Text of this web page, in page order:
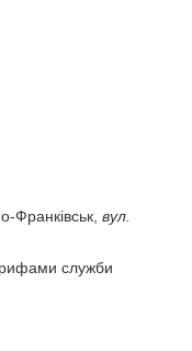
Франківськ, вул.
служби